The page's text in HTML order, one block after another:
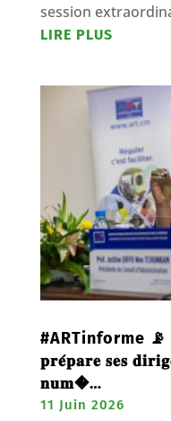
session
LIRE PLUS
#ARTinforme 📡
𝐩𝐫𝐞́𝐩𝐚𝐫𝐞 𝐬𝐞𝐬
𝐧𝐮𝐦�…
11 Juin 2026